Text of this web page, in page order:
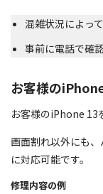
混雑状況によっ
事前に電話で確
お客様の
お客様のiPhone 13
画面割れ以外にも
に対応可能です。
修理内容の例